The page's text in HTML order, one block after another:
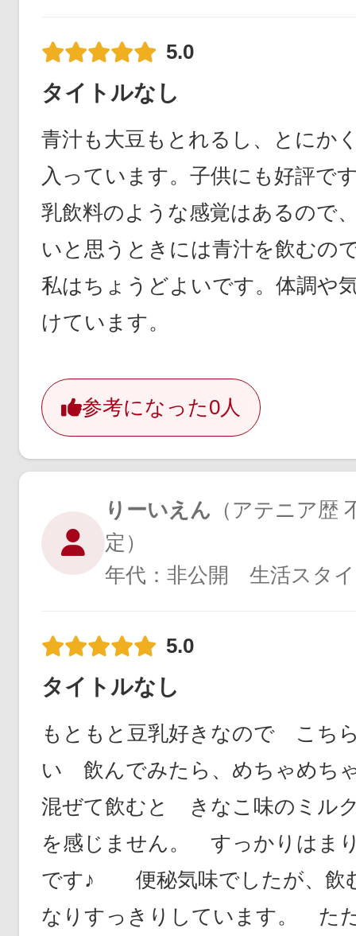
5.0
タイトルなし
青汁も大豆もとれるし、とにか
入っています。子供にも好評で
乳飲料のような感覚はあるので
いと思うときには青汁を飲むの
私はちょうどよいです。体調や
けています。
参考になった0人
りーいえん （アテニア歴
定）
年代：非公開 生活スタ
5.0
タイトルなし
もともと豆乳好きなので こち
い 飲んでみたら、めちゃめち
混ぜて飲むと きなこ味のミル
を感じません。 すっかりは
です♪ 便秘気味でしたが、飲
なりすっきりしています。 た